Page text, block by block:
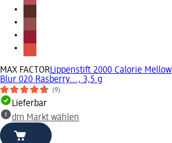
MAX FACTORLippenstift 2000 Calorie Mellow
Blur 020 Rasberry..., 3,5 g
(9)
Lieferbar
dm Markt wählen